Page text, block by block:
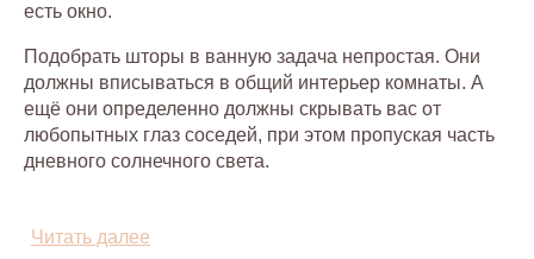
есть окно.
Подобрать шторы в ванную задача непростая. Они
должны вписываться в общий интерьер комнаты. А
ещё они определенно должны скрывать вас от
любопытных глаз соседей, при этом пропуская часть
дневного солнечного света.
впитывающие влагу и сильно реагирующие на
Читать далее